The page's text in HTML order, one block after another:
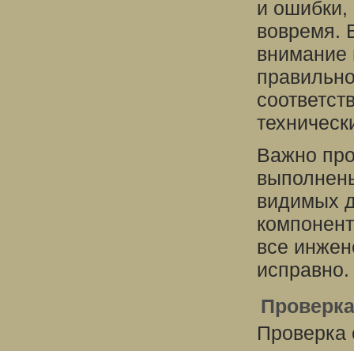
и ошибки,
вовремя.
внимание
Важно
видимых
все
исправно.
Проверка